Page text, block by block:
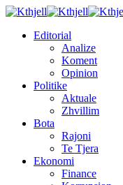
Editorial
Analize
Koment
Opinion
Politike
Aktuale
Zhvillim
Bota
Rajoni
Te Tjera
Ekonomi
Finance